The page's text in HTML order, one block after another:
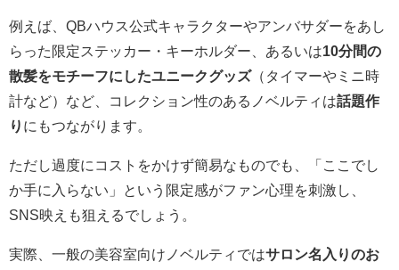
例えば、QBハウス公式キャラクターやアンバサダーをあし
らった限定ステッカー・キーホルダー、あるいは10分間の
散髪をモチーフにしたユニークグッズ（タイマーやミニ時
計など）など、コレクション性のあるノベルティは話題作
り にもつながります。
ただし過度にコストをかけず簡易なものでも、「ここでし
か手に入らない」という限定感がファン心理を刺激し、
SNS映えも狙えるでしょう。
実際、一般の美容室向けノベルティではサロン名入りのお